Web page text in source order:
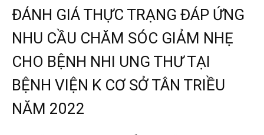
ĐÁNH GIÁ THỰC TRẠNG ĐÁP ỨNG
NHU CẦU CHĂM SÓC GIẢM NHẸ
CHO BỆNH NHI UNG THƯ TẠI
BỆNH VIỆN K CƠ SỞ TÂN TRIỀU
NĂM 2022